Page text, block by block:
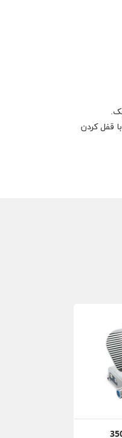
دستگاه آسیاب فلفل و قهوه SIRMAN با قابلیت مشاهده از طریق ظرف leaxan با قفل کردن